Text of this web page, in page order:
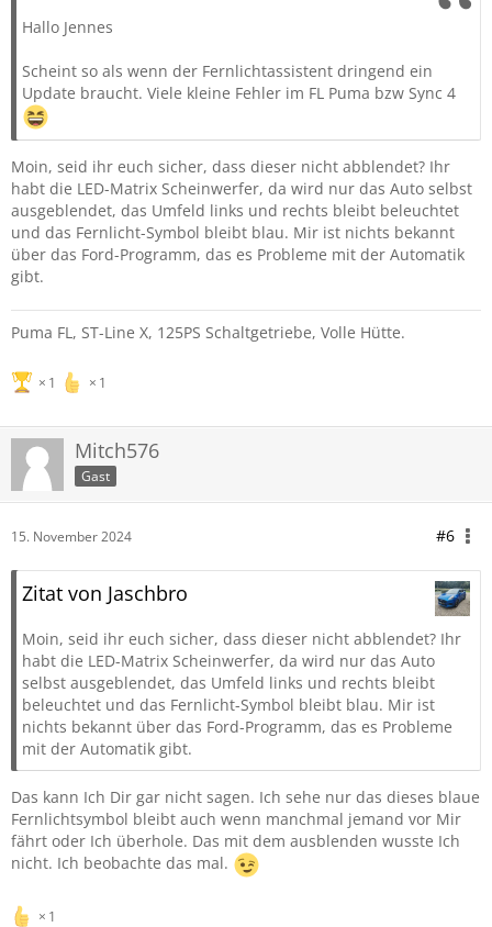
Hallo Jennes
Scheint so als wenn der Fernlichtassistent dringend ein
Update braucht. Viele kleine Fehler im FL Puma bzw Sync 4
Moin, seid ihr euch sicher, dass dieser nicht abblendet? Ihr
habt die LED-Matrix Scheinwerfer, da wird nur das Auto selbst
ausgeblendet, das Umfeld links und rechts bleibt beleuchtet
und das Fernlicht-Symbol bleibt blau. Mir ist nichts bekannt
über das Ford-Programm, das es Probleme mit der Automatik
gibt.
Puma FL, ST-Line X, 125PS Schaltgetriebe, Volle Hütte.
1 1
Mitch576
Gast
15. November 2024 #6
Zitat von Jaschbro
Moin, seid ihr euch sicher, dass dieser nicht abblendet? Ihr
habt die LED-Matrix Scheinwerfer, da wird nur das Auto
selbst ausgeblendet, das Umfeld links und rechts bleibt
beleuchtet und das Fernlicht-Symbol bleibt blau. Mir ist
nichts bekannt über das Ford-Programm, das es Probleme
mit der Automatik gibt.
Das kann Ich Dir gar nicht sagen. Ich sehe nur das dieses blaue
Fernlichtsymbol bleibt auch wenn manchmal jemand vor Mir
fährt oder Ich überhole. Das mit dem ausblenden wusste Ich
nicht. Ich beobachte das mal.
1